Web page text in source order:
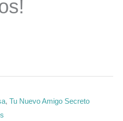
, Tu Nuevo Amigo Secreto